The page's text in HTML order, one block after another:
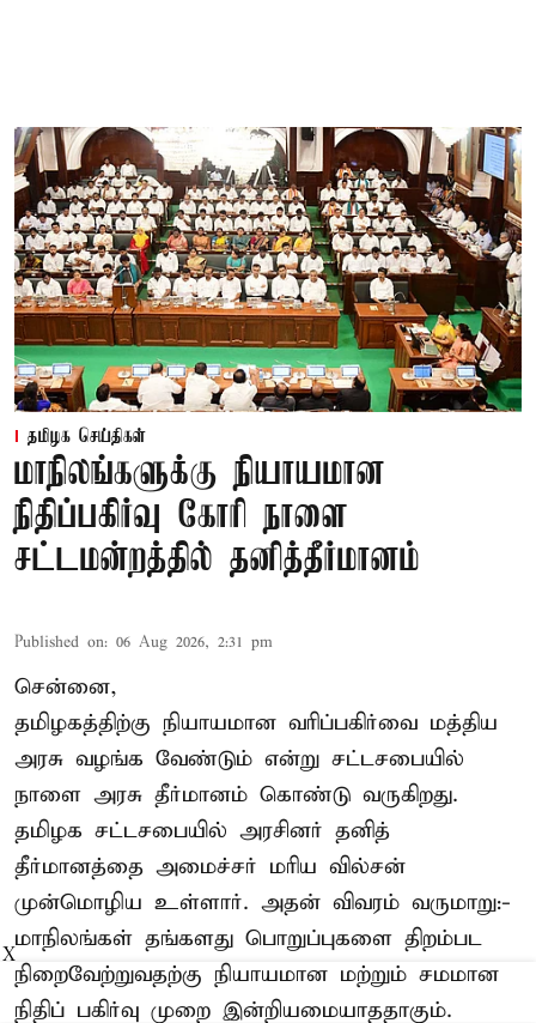
தமிழக செய்திகள்
மாநிலங்களுக்கு நியாயமான
நிதிப்பகிர்வு கோரி நாளை
சட்டமன்றத்தில் தனித்தீர்மானம்
Published on: 06 Aug 2026, 2:31 pm
சென்னை,
தமிழகத்திற்கு நியாயமான வரிப்பகிர்வை மத்திய
அரசு வழங்க வேண்டும் என்று சட்டசபையில்
நாளை அரசு தீர்மானம் கொண்டு வருகிறது.
தமிழக சட்டசபையில் அரசினர் தனித்
தீர்மானத்தை அமைச்சர் மரிய வில்சன்
முன்மொழிய உள்ளார். அதன் விவரம் வருமாறு:-
மாநிலங்கள் தங்களது பொறுப்புகளை திறம்பட
நிறைவேற்றுவதற்கு நியாயமான மற்றும் சமமான
நிதிப் பகிர்வு முறை இன்றியமையாததாகும்.
X